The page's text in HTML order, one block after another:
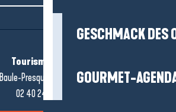
GESCHMACK DES
GOURMET-
Tourismusbüro
Presqu'île de Guérande
02 40 24 34 44